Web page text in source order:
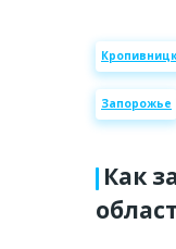
Запорожье
Как